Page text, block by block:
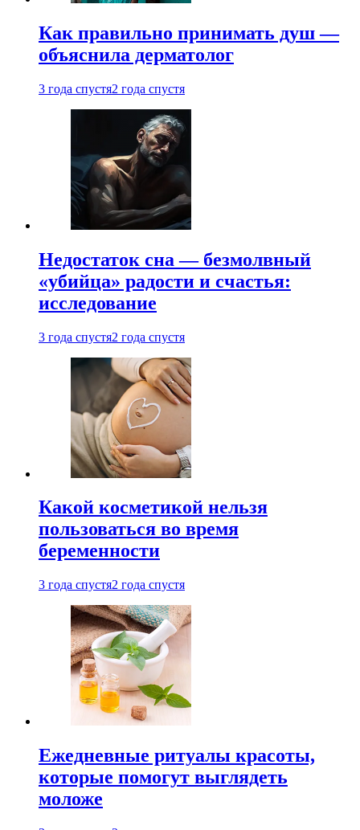
Как правильно принимать душ —
объяснила дерматолог
3 года спустя2 года спустя
Недостаток сна — безмолвный
«убийца» радости и счастья:
исследование
3 года спустя2 года спустя
Какой косметикой нельзя
пользоваться во время
беременности
3 года спустя2 года спустя
Ежедневные ритуалы красоты,
которые помогут выглядеть
моложе